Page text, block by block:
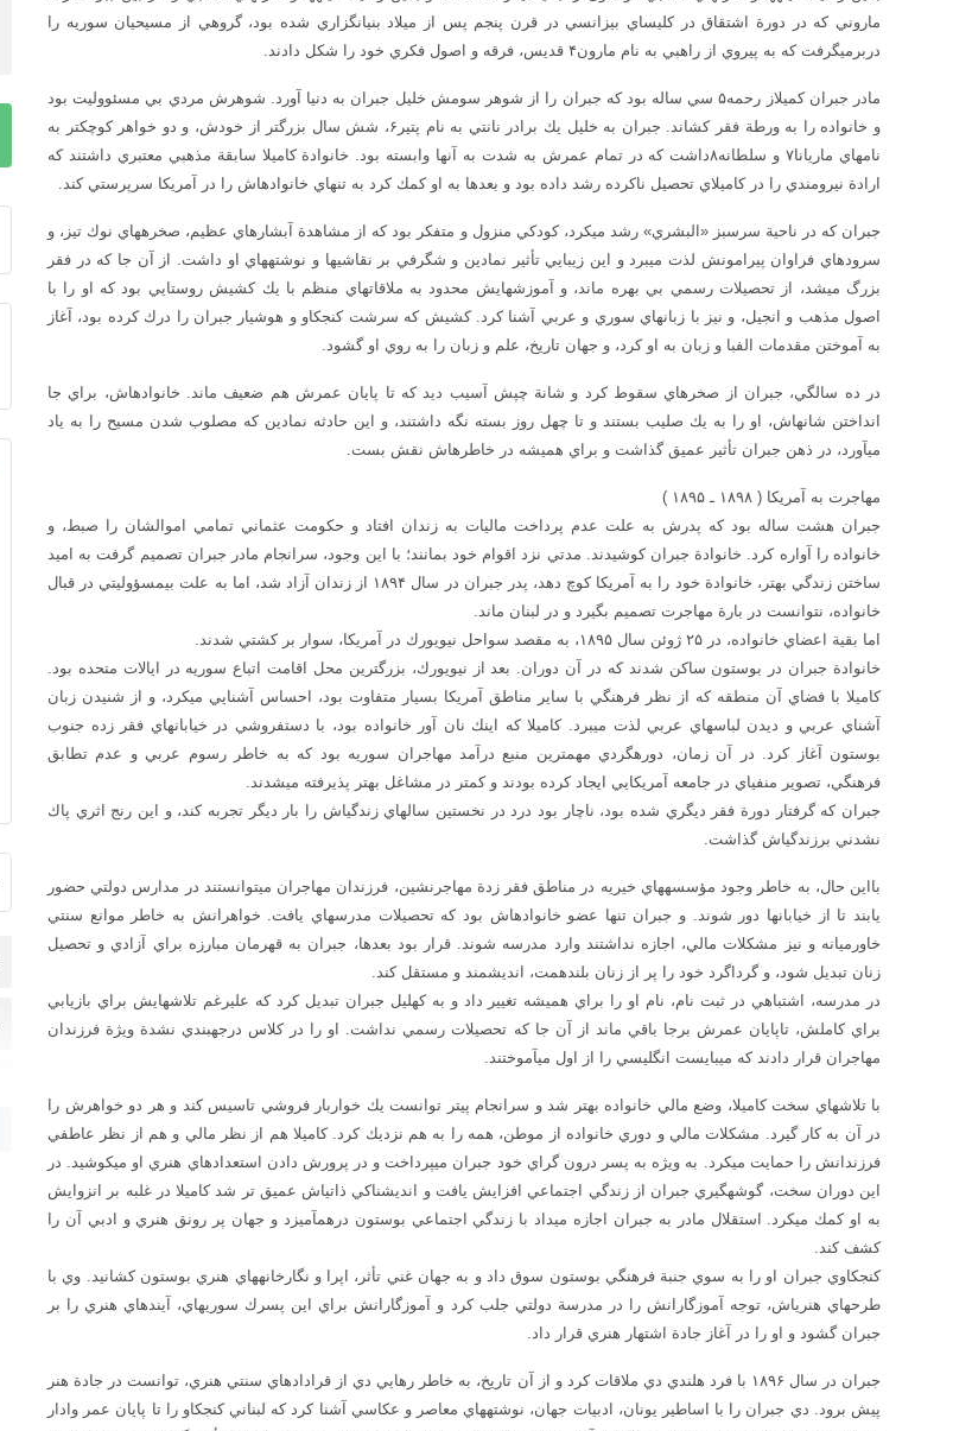
ماروني كه در دورة اشتقاق در كليساي بيزانسي در قرن پنجم پس از ميلاد بنيان‎گزاري شده بود، گروهي از مسيحيان سوريه را
دربرمي‎گرفت كه به پيروي از راهبي به نام مارون۴ قديس، فرقه و اصول فكري خود را شكل دادند.
مادر جبران كميلاز رحمه۵ سي ساله بود كه جبران را از شوهر سومش خليل جبران به دنيا آورد. شوهرش مردي بي مسئووليت بود
و خانواده را به ورطة فقر كشاند. جبران به خليل يك برادر نانتي به نام پتير۶، شش سال بزرگتر از خودش، و دو خواهر كوچكتر به
نام‎هاي ماريانا۷ و سلطانه۸داشت كه در تمام عمرش به شدت به آن‎ها وابسته بود. خانوادة كاميلا سابقة مذهبي معتبري داشتند كه
ارادة نيرومندي را در كاميلاي تحصيل ناكرده رشد داده بود و بعدها به او كمك كرد به تنهاي خانواده‎اش را در آمريكا سرپرستي كند.
جبران كه در ناحية سرسبز «البشري» رشد مي‎كرد، كودكي منزول و متفكر بود كه از مشاهدة آبشارهاي عظيم، صخره‎هاي نوك تيز، و
سرودهاي فراوان پيرامونش لذت مي‎برد و اين زيبايي تأثير نمادين و شگرفي بر نقاشي‎ها و نوشته‎هاي او داشت. از آن جا كه در فقر
بزرگ مي‎شد، از تحصيلات رسمي بي بهره ماند، و آموزش‎هايش محدود به ملاقا‎ت‎هاي منظم با يك كشيش روستايي بود كه او را با
اصول مذهب و انجيل، و نيز با زبان‎هاي سوري و عربي آشنا كرد. كشيش كه سرشت كنجكاو و هوشيار جبران را درك كرده بود، آغاز
به آموختن مقدمات الفبا و زبان به او كرد، و جهان تاريخ، علم و زبان را به روي او گشود.
در ده سالگي، جبران از صخره‎اي سقوط كرد و شانة چپش آسيب ديد كه تا پايان عمرش هم ضعيف ماند. خانواده‎اش، براي جا
انداختن شانه‎اش، او را به يك صليب بستند و تا چهل روز بسته نگه داشتند، و اين حادثه نمادين كه مصلوب شدن مسيح را به ياد
مي‎آورد، در ذهن جبران تأثير عميق گذاشت و براي هميشه در خاطره‎اش نقش بست.
مهاجرت به آمريكا ( ۱۸۹۸ ـ ۱۸۹۵ )
جبران هشت ساله بود كه پدرش به علت عدم پرداخت ماليات به زندان افتاد و حكومت عثماني تمامي اموال‎شان را صبط، و
خانواده را آواره كرد. خانوادة جبران كوشيدند. مدتي نزد اقوام خود بمانند؛ با اين وجود، سرانجام مادر جبران تصميم گرفت به اميد
ساختن زندگي بهتر، خانوادة خود را به آمريكا كوچ دهد، پدر جبران در سال ۱۸۹۴ از زندان آزاد شد، اما به علت بي‎مسؤوليتي در قبال
خانواده، نتوانست در بارة مهاجرت تصميم بگيرد و در لبنان ماند.
اما بقية اعضاي خانواده، در ۲۵ ژوئن سال ۱۸۹۵، به مقصد سواحل نيويورك در آمريكا، سوار بر كشتي شدند.
خانوادة جبران در بوستون ساكن شدند كه در آن دوران. بعد از نيويورك، بزرگ‎ترين محل اقامت اتباع سوريه در ايالات متحده بود.
كاميلا با فضاي آن منطقه كه از نظر فرهنگي با ساير مناطق آمريكا بسيار متفاوت بود، احساس آشنايي مي‎كرد، و از شنيدن زبان
آشناي عربي و ديدن لباس‎هاي عربي لذت مي‎برد. كاميلا كه اينك نان آور خانواده بود، با دست‎فروشي در خيابان‎هاي فقر زده جنوب
بوستون آغاز كرد. در آن زمان، دوره‎گردي مهم‎ترين منبع درآمد مهاجران سوريه بود كه به خاطر رسوم عربي و عدم تطابق
فرهنگي، تصوير منفي‎اي در جامعه آمريكايي ايجاد كرده بودند و كمتر در مشاغل بهتر پذيرفته مي‎شدند.
جبران كه گرفتار دورة فقر ديگري شده بود، ناچار بود درد در نخستين سال‎هاي زندگي‎اش را بار ديگر تجربه كند، و اين رنج اثري پاك
نشدني برزندگي‎اش گذاشت.
بااين حال، به خاطر وجود مؤسسه‎هاي خيريه در مناطق فقر زدة مهاجرنشين، فرزندان مهاجران مي‎توانستند در مدارس دولتي حضور
يابند تا از خيابان‎ها دور شوند. و جبران تنها عضو خانواده‎اش بود كه تحصيلات مدرسه‎اي يافت. خواهرانش به خاطر موانع سنتي
خاورميانه و نيز مشكلات مالي، اجازه نداشتند وارد مدرسه شوند. قرار بود بعدها، جبران به قهرمان مبارزه براي آزادي و تحصيل
زنان تبديل شود، و گرداگرد خود را پر از زنان بلندهمت، انديشمند و مستقل كند.
در مدرسه، اشتباهي در ثبت نام، نام او را براي هميشه تغيير داد و به كهليل جبران تبديل كرد كه عليرغم تلاش‎هايش براي بازيابي
براي كاملش، تاپايان عمرش برجا باقي ماند از آن جا كه تحصيلات رسمي نداشت. او را در كلاس درجه‎بندي نشدة ويژة فرزندان
مهاجران قرار دادند كه مي‎بايست انگليسي را از اول مي‎آموختند.
با تلاش‎هاي سخت كاميلا، وضع مالي خانواده بهتر شد و سرانجام پيتر توانست يك خواربار فروشي تاسيس كند و هر دو خواهرش را
در آن به كار گيرد. مشكلات مالي و دوري خانواده از موطن، همه را به هم نزديك كرد. كاميلا هم از نظر مالي و هم از نظر عاطفي
فرزندانش را حمايت مي‎كرد. به ويژه به پسر درون گراي خود جبران مي‎پرداخت و در پرورش دادن استعدادهاي هنري او مي‎كوشيد. در
اين دوران سخت، گوشه‎گيري جبران از زندگي اجتماعي افزايش يافت و انديشناكي ذاتي‎اش عميق تر شد كاميلا در غلبه بر انزوايش
به او كمك مي‎كرد. استقلال مادر به جبران اجازه مي‎داد با زندگي اجتماعي بوستون درهم‎آميزد و جهان پر رونق هنري و ادبي آن را
كشف كند.
كنجكاوي جبران او را به سوي جنبة فرهنگي بوستون سوق داد و به جهان غني تأثر، اپرا و نگارخانه‎هاي هنري بوستون كشانيد. وي با
طرح‎هاي هنري‎اش، توجه آموزگارانش را در مدرسة دولتي جلب كرد و آموزگارانش براي اين پسرك سوريه‎اي، آينده‎اي هنري را بر
جبران گشود و او را در آغاز جادة اشتهار هنري قرار داد.
جبران در سال ۱۸۹۶ با فرد هلندي دي ملاقات كرد و از آن تاريخ، به خاطر رهايي دي از قرادادهاي سنتي هنري، توانست در جادة هنر
پيش برود. دي جبران را با اساطير يونان، ادبيات جهان، نوشته‎هاي معاصر و عكاسي آشنا كرد كه لبناني كنجكاو را تا پايان عمر وادار